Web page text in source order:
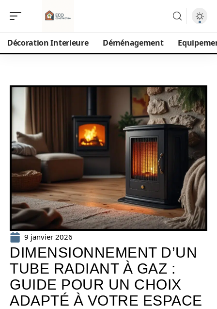
Décoration Interieure Déménagement
9 janvier 2026
DIMENSIONNEMENT D’UN
TUBE RADIANT À GAZ :
GUIDE POUR UN CHOIX
ADAPTÉ À VOTRE ESPACE